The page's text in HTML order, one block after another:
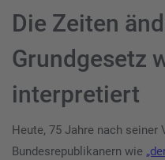
Die Zeiten
Grundgesetz
interpretiert
Heute, 75 Jahre nach seiner
Bundesrepublikanern wie